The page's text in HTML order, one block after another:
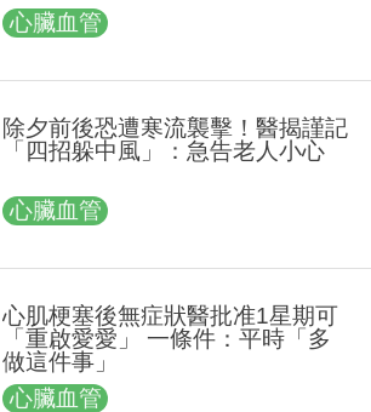
心臟血管
除夕前後恐遭寒流襲擊！醫揭謹記
「四招躲中風」：急告老人小心
心臟血管
心肌梗塞後無症狀醫批准1星期可
「重啟愛愛」 一條件：平時「多
做這件事」
心臟血管